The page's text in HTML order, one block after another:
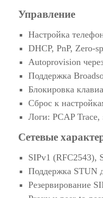
Управление
Настройка
DHCP, PnP, Zero-
Autoprovision
Поддержка
Блокировка
Сброс к
Логи: PCAP Trace,
Сетевые
SIPv1 (RFC2543),
Поддержка STUN
Резервирование